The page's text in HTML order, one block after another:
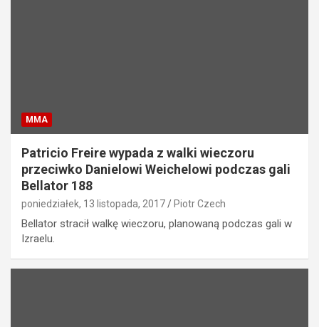
MMA
Patricio Freire wypada z walki wieczoru
przeciwko Danielowi Weichelowi podczas gali
Bellator 188
poniedziałek, 13 listopada, 2017 Piotr Czech
Bellator stracił walkę wieczoru, planowaną podczas gali w
Izraelu.